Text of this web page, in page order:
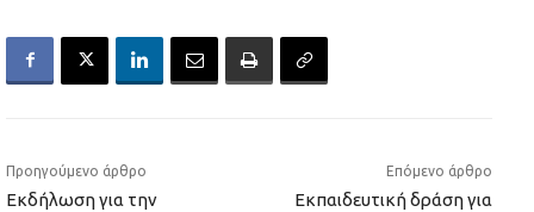
Προηγούμενο άρθρο
Εκδήλωση για την
Επόμενο άρθρο
Εκπαιδευτική δράση για